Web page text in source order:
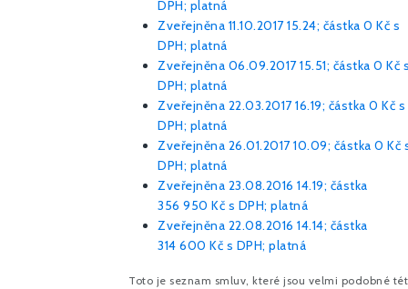
DPH; platná
Zveřejněna 11.10.2017 15.24; částka 0 Kč s
DPH; platná
Zveřejněna 06.09.2017 15.51; částka 0 Kč
DPH; platná
Zveřejněna 22.03.2017 16.19; částka 0 Kč s
DPH; platná
Zveřejněna 26.01.2017 10.09; částka 0 Kč
DPH; platná
Zveřejněna 23.08.2016 14.19; částka
356 950 Kč s DPH; platná
Zveřejněna 22.08.2016 14.14; částka
314 600 Kč s DPH; platná
Toto je seznam smluv, které jsou velmi podobné